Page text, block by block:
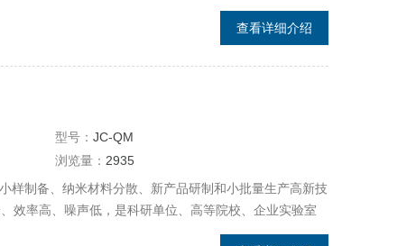
浆、非金属矿、新型材料等行业使用。
查看详细介绍
型号： JC-QM
浏览量： 2935
样制备、纳米材料分散、新产品研制和小批量生产高新技
效率高、噪声低，是科研单位、高等院校、企业实验室
得四个样品）的理想设备，配用真空球磨罐，可在真空状